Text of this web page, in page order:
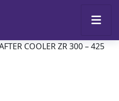
COOLER ZR 300 – 425